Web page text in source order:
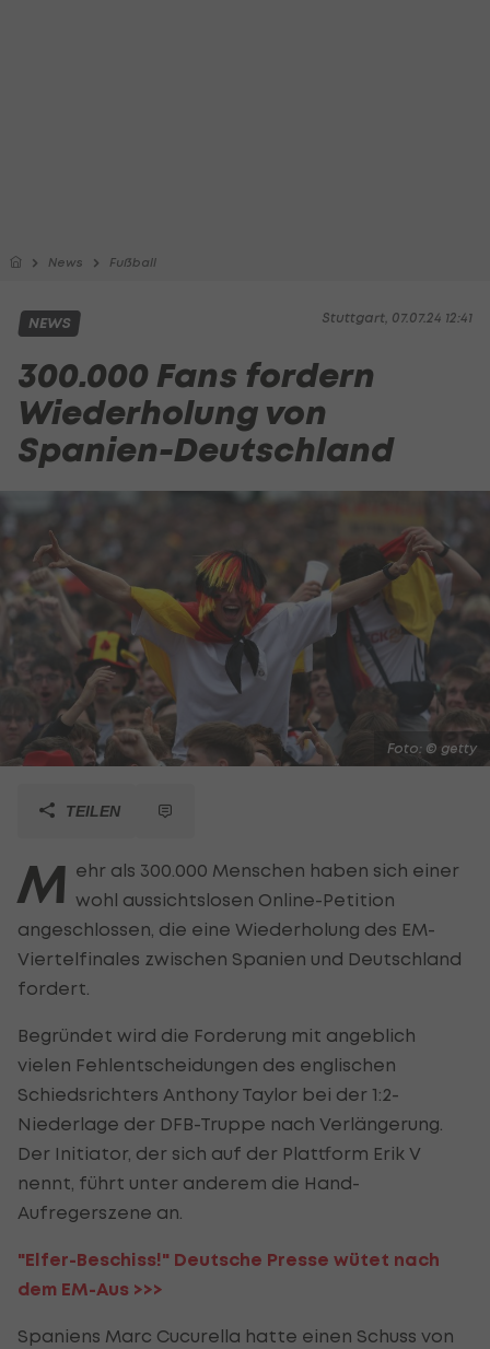
News Fußball
Stuttgart, 07.07.24 12:41
NEWS
300.000 Fans fordern
Wiederholung von
Spanien-Deutschland
Foto: © getty
TEILEN
M ehr als 300.000 Menschen haben sich einer
wohl aussichtslosen Online-Petition
angeschlossen, die eine Wiederholung des EM-
Viertelfinales zwischen Spanien und Deutschland
fordert.
Begründet wird die Forderung mit angeblich
vielen Fehlentscheidungen des englischen
Schiedsrichters Anthony Taylor bei der 1:2-
Niederlage der DFB-Truppe nach Verlängerung.
Der Initiator, der sich auf der Plattform Erik V
nennt, führt unter anderem die Hand-
Aufregerszene an.
"Elfer-Beschiss!" Deutsche Presse wütet nach
dem EM-Aus >>>
Spaniens Marc Cucurella hatte einen Schuss von